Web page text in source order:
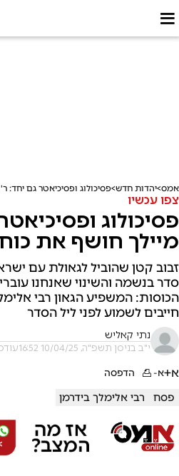
אמס יהדות חדש פסיכולוג ופסיכיאטר גם יחד:
צפו עכשיו
פסיכולוג
מיילך חושף את
זבוב קטן שהוביל לגאולת עם
סדר בנשמה והשינוי שאנחנו
הכוסות: המשפיע הגאון רבי
חייבים לשמוע לפני ליל הסדר
נתי קאליש
י"ב בניסן תשפ"ה, 10/04/25 16:52 עודכן:
א+א- הדפסה
פסח רבי אלימלך בידרמן